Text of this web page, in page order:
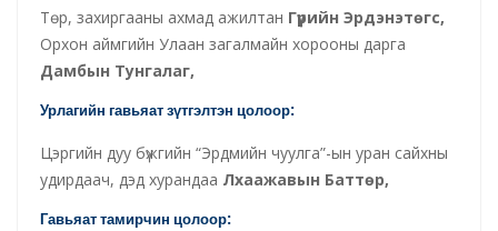
Төр, захиргааны ахмад ажилтан Гүрийн Эрдэнэтөгс,
Орхон аймгийн Улаан загалмайн хорооны дарга
Дамбын Тунгалаг,
Урлагийн гавьяат зүтгэлтэн цолоор:
Цэргийн дуу бүжгийн “Эрдмийн чуулга”-ын уран сайхны
удирдаач, дэд хурандаа Лхаажавын Баттөр,
Гавьяат тамирчин цолоор: